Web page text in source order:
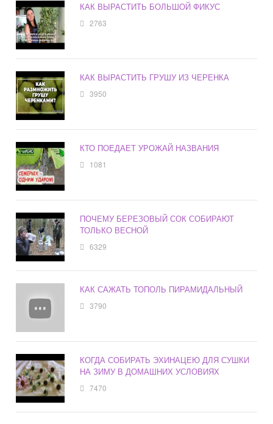
КАК ВЫРАСТИТЬ БОЛЬШОЙ ФИКУС
2763
КАК ВЫРАСТИТЬ ГРУШУ ИЗ ЧЕРЕНКА
3950
КТО ПОЕДАЕТ УРОЖАЙ НАЗВАНИЯ
1081
ПОЧЕМУ БЕРЕЗОВЫЙ СОК СОБИРАЮТ
ТОЛЬКО ВЕСНОЙ
6329
КАК САЖАТЬ ТОПОЛЬ ПИРАМИДАЛЬНЫЙ
3790
КОГДА СОБИРАТЬ ЭХИНАЦЕЮ ДЛЯ СУШКИ
НА ЗИМУ В ДОМАШНИХ УСЛОВИЯХ
7470